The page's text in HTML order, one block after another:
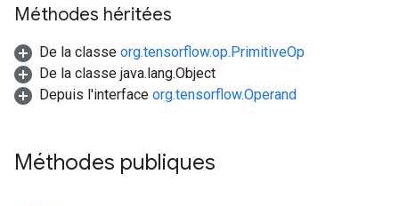
Méthodes héritées
De la classe org.tensorflow.op.PrimitiveOp
De la classe java.lang.Object
Depuis l'interface org.tensorflow.Operand
Méthodes publiques